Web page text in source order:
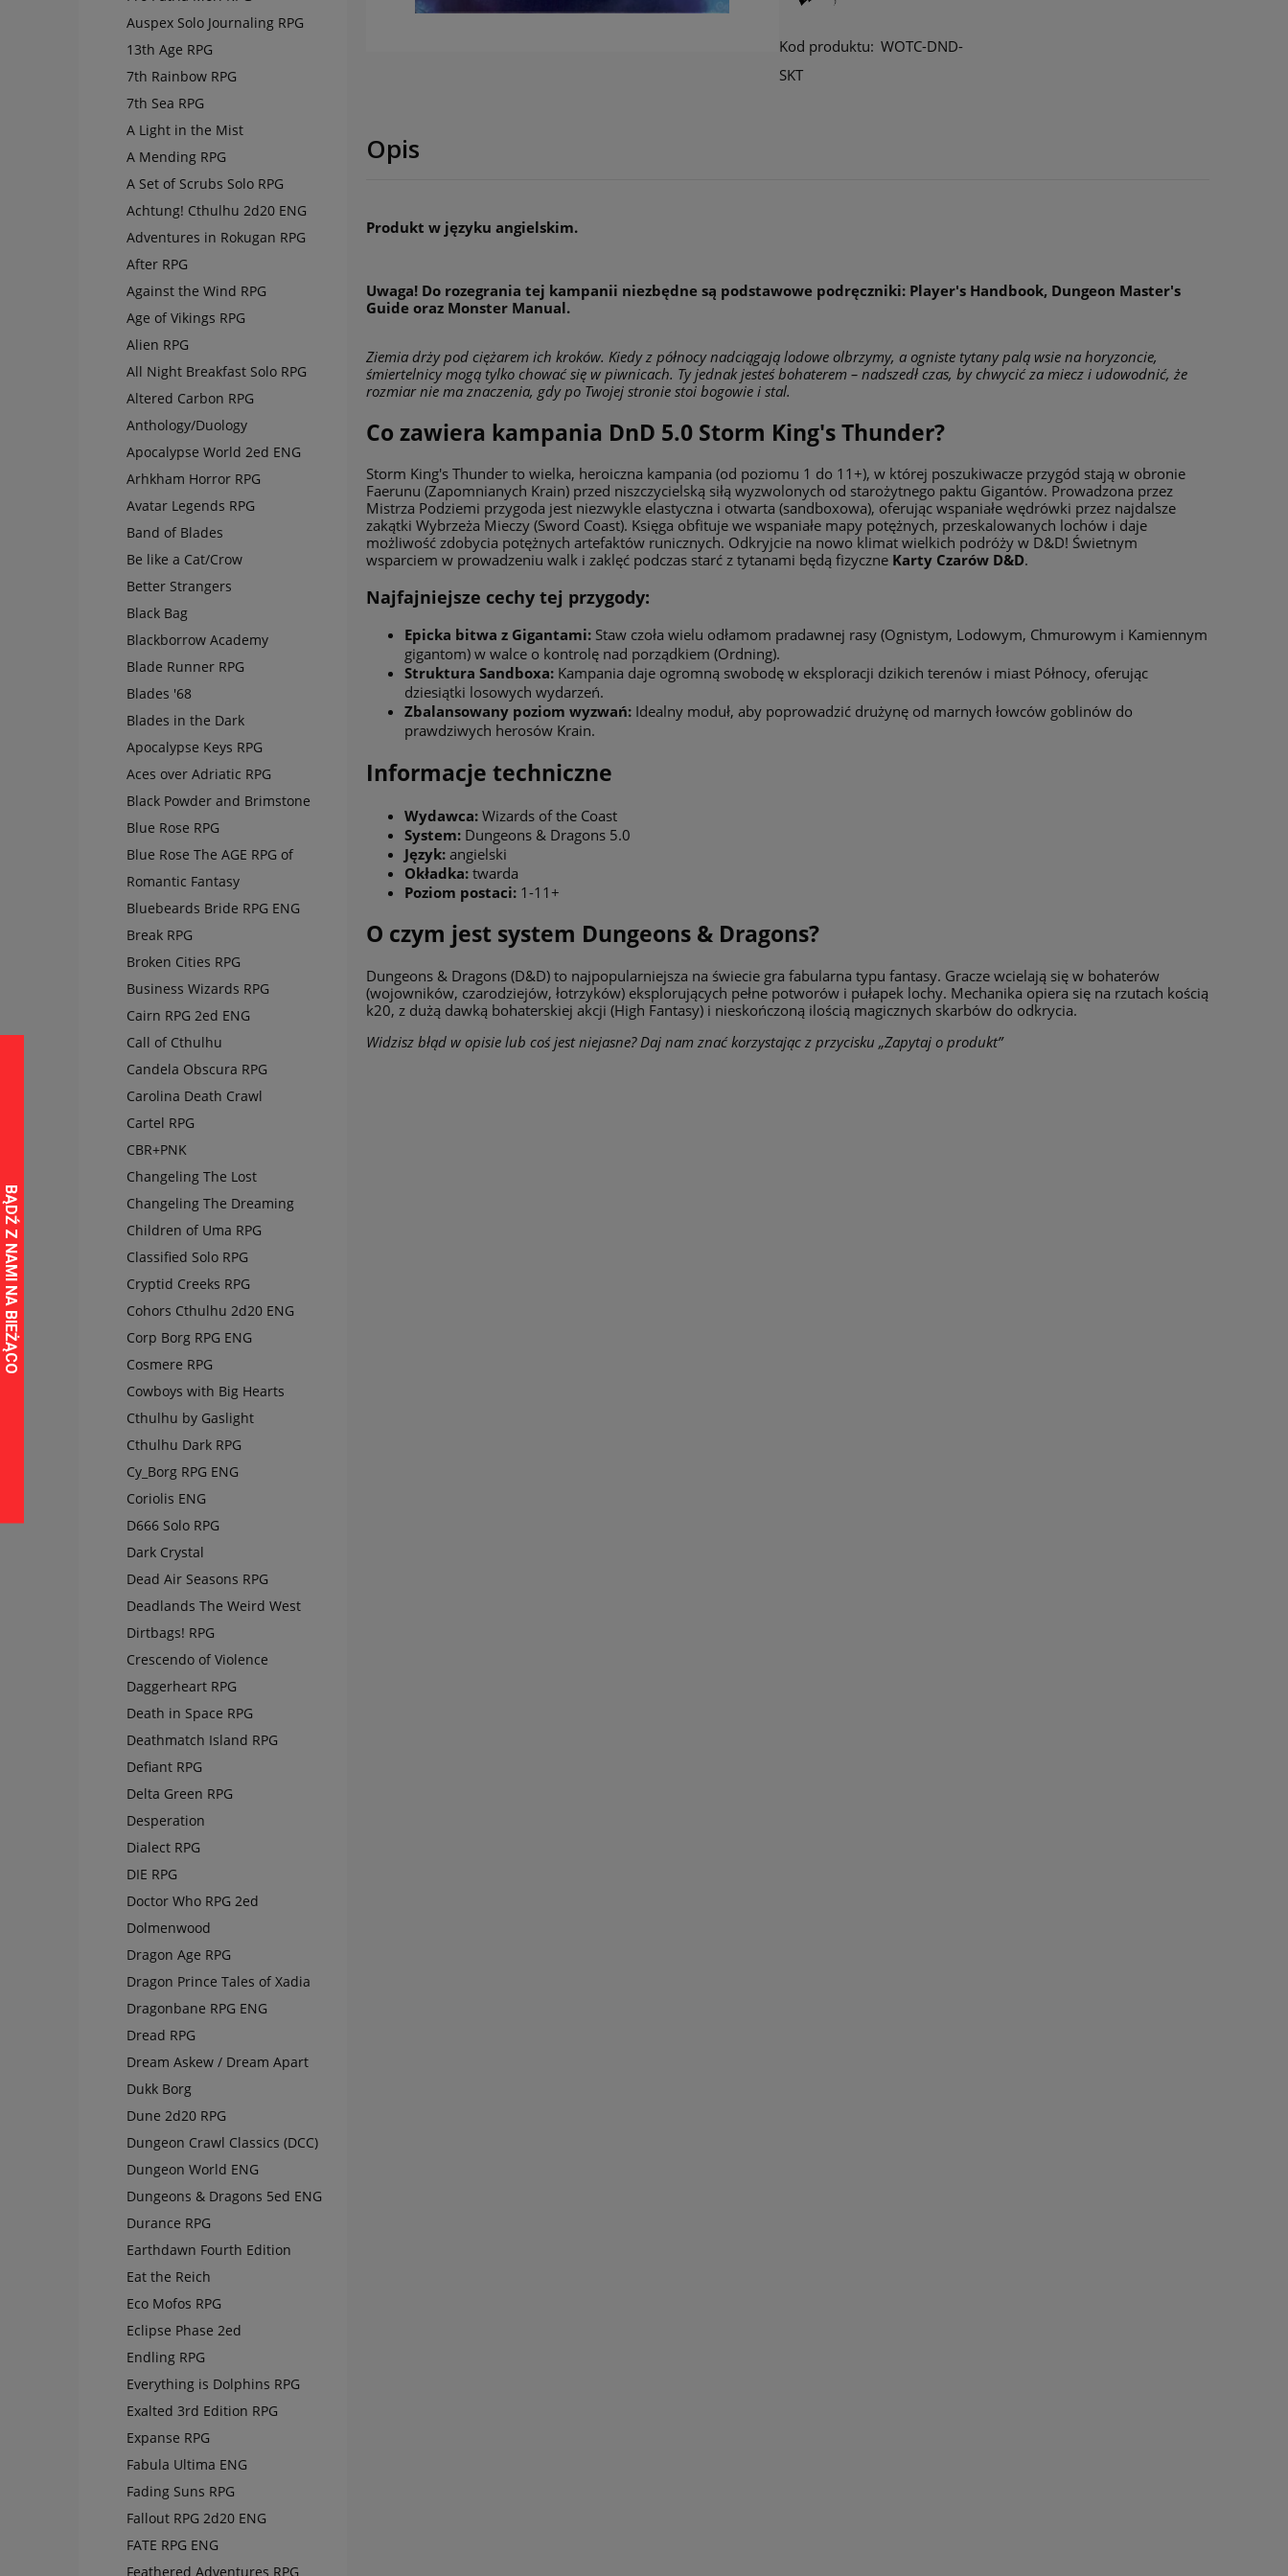
Auspex Solo Journaling RPG
13th Age RPG
7th Rainbow RPG
7th Sea RPG
A Light in the Mist
A Mending RPG
A Set of Scrubs Solo RPG
Achtung! Cthulhu 2d20 ENG
Adventures in Rokugan RPG
After RPG
Against the Wind RPG
Age of Vikings RPG
Alien RPG
All Night Breakfast Solo RPG
Altered Carbon RPG
Anthology/Duology
Apocalypse World 2ed ENG
Arhkham Horror RPG
Avatar Legends RPG
Band of Blades
Be like a Cat/Crow
Better Strangers
Black Bag
Blackborrow Academy
Blade Runner RPG
Blades '68
Blades in the Dark
Apocalypse Keys RPG
Aces over Adriatic RPG
Black Powder and Brimstone
Blue Rose RPG
Blue Rose The AGE RPG of
Romantic Fantasy
Bluebeards Bride RPG ENG
Break RPG
Broken Cities RPG
Business Wizards RPG
Cairn RPG 2ed ENG
Call of Cthulhu
Candela Obscura RPG
Carolina Death Crawl
Cartel RPG
CBR+PNK
Changeling The Lost
Changeling The Dreaming
Children of Uma RPG
Classified Solo RPG
Cryptid Creeks RPG
Cohors Cthulhu 2d20 ENG
Corp Borg RPG ENG
Cosmere RPG
Cowboys with Big Hearts
Cthulhu by Gaslight
Cthulhu Dark RPG
Cy_Borg RPG ENG
Coriolis ENG
D666 Solo RPG
Dark Crystal
Dead Air Seasons RPG
Deadlands The Weird West
Dirtbags! RPG
Crescendo of Violence
Daggerheart RPG
Death in Space RPG
Deathmatch Island RPG
Defiant RPG
Delta Green RPG
Desperation
Dialect RPG
DIE RPG
Doctor Who RPG 2ed
Dolmenwood
Dragon Age RPG
Dragon Prince Tales of Xadia
Dragonbane RPG ENG
Dread RPG
Dream Askew / Dream Apart
Dukk Borg
Dune 2d20 RPG
Dungeon Crawl Classics (DCC)
Dungeon World ENG
Dungeons & Dragons 5ed ENG
Durance RPG
Earthdawn Fourth Edition
Eat the Reich
Eco Mofos RPG
Eclipse Phase 2ed
Endling RPG
Everything is Dolphins RPG
Exalted 3rd Edition RPG
Expanse RPG
Fabula Ultima ENG
Fading Suns RPG
Fallout RPG 2d20 ENG
FATE RPG ENG
Feathered Adventures RPG
zarejestrowanych.
Kod produktu: WOTC-DND-
SKT
Opis
Produkt w języku angielskim.
Uwaga! Do rozegrania tej kampanii niezbędne są podstawowe podręczniki: Player's Handbook, Dungeon Master's
Guide oraz Monster Manual.
Ziemia drży pod ciężarem ich kroków. Kiedy z północy nadciągają lodowe olbrzymy, a ogniste tytany palą wsie na horyzoncie,
śmiertelnicy mogą tylko chować się w piwnicach. Ty jednak jesteś bohaterem – nadszedł czas, by chwycić za miecz i udowodnić, że
rozmiar nie ma znaczenia, gdy po Twojej stronie stoi bogowie i stal.
Co zawiera kampania DnD 5.0 Storm King's Thunder?
Storm King's Thunder to wielka, heroiczna kampania (od poziomu 1 do 11+), w której poszukiwacze przygód stają w obronie
Faerunu (Zapomnianych Krain) przed niszczycielską siłą wyzwolonych od starożytnego paktu Gigantów. Prowadzona przez
Mistrza Podziemi przygoda jest niezwykle elastyczna i otwarta (sandboxowa), oferując wspaniałe wędrówki przez najdalsze
zakątki Wybrzeża Mieczy (Sword Coast). Księga obfituje we wspaniałe mapy potężnych, przeskalowanych lochów i daje
możliwość zdobycia potężnych artefaktów runicznych. Odkryjcie na nowo klimat wielkich podróży w D&D! Świetnym
wsparciem w prowadzeniu walk i zaklęć podczas starć z tytanami będą fizyczne Karty Czarów D&D.
Najfajniejsze cechy tej przygody:
Epicka bitwa z Gigantami: Staw czoła wielu odłamom pradawnej rasy (Ognistym, Lodowym, Chmurowym i Kamiennym
gigantom) w walce o kontrolę nad porządkiem (Ordning).
Struktura Sandboxa: Kampania daje ogromną swobodę w eksploracji dzikich terenów i miast Północy, oferując
dziesiątki losowych wydarzeń.
Zbalansowany poziom wyzwań: Idealny moduł, aby poprowadzić drużynę od marnych łowców goblinów do
prawdziwych herosów Krain.
Informacje techniczne
Wydawca: Wizards of the Coast
System: Dungeons & Dragons 5.0
Język: angielski
Okładka: twarda
Poziom postaci: 1-11+
O czym jest system Dungeons & Dragons?
Dungeons & Dragons (D&D) to najpopularniejsza na świecie gra fabularna typu fantasy. Gracze wcielają się w bohaterów
(wojowników, czarodziejów, łotrzyków) eksplorujących pełne potworów i pułapek lochy. Mechanika opiera się na rzutach kością
k20, z dużą dawką bohaterskiej akcji (High Fantasy) i nieskończoną ilością magicznych skarbów do odkrycia.
Widzisz błąd w opisie lub coś jest niejasne? Daj nam znać korzystając z przycisku „Zapytaj o produkt”